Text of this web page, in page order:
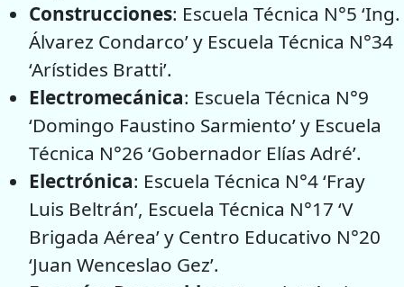
Construcciones: Escuela Técnica N°5 ‘Ing.
Álvarez Condarco’ y Escuela Técnica N°34
‘Arístides Bratti’.
Electromecánica: Escuela Técnica N°9
‘Domingo Faustino Sarmiento’ y Escuela
Técnica N°26 ‘Gobernador Elías Adré’.
Electrónica: Escuela Técnica N°4 ‘Fray
Luis Beltrán’, Escuela Técnica N°17 ‘V
Brigada Aérea’ y Centro Educativo N°20
‘Juan Wenceslao Gez’.